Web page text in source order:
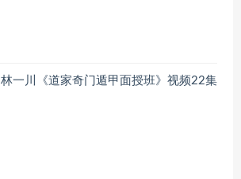
林一川《道家奇门遁甲面授班》视频22集